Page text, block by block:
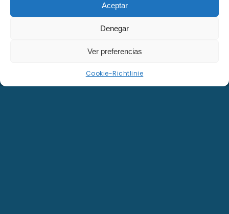
Aceptar
Denegar
Ver preferencias
Cookie-Richtlinie